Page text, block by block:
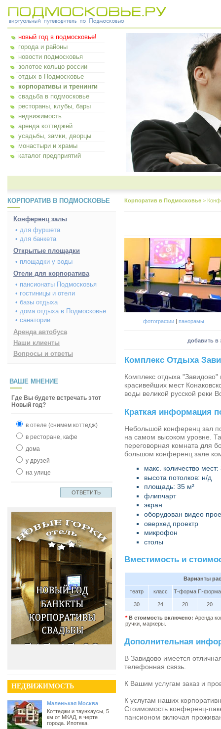
новый год в подмосковье!
города и районы
новости подмосковья
золотое кольцо россии
отдых в Подмосковье
корпоративы и тренинги
свадьба в подмосковье
рестораны, клубы, бары
недвижимость
аренда коттеджей
усадьбы, замки, дворцы
монастыри и храмы
каталог предприятий
КОРПОРАТИВ В ПОДМОСКОВЬЕ
Конференц залы
• для фуршета
• для банкета
Открытые площадки
• площадки у воды
Отели для корпоратива
• пансионаты Подмосковья
• гостиницы и отели
• базы отдыха
• дома отдыха в Подмосковье
• санатории
Аренда автобуса
Наши клиенты
Вопросы и ответы
ВАШЕ МНЕНИЕ
Где Вы будете встречать этот
Новый год?
в отеле (снимем коттедж)
в ресторане, кафе
дома
у друзей
на улице
НЕДВИЖИМОСТЬ
Маленькая Москва
Коттеджи и таунхаусы, 5
км от МКАД, в черте
города. Ипотека.
Корпоратив в Подмосковье >
фотографии | панорамы
добавить в
Комплекс Отдыха
Комплекс отдыха
красивейших мест
воды великой русской реки
Краткая информация
Небольшой конференц зал
на самом высоком уровне.
переговорная комната для
большом конференц зале
макс. количество
высота потолков: н/д
площадь: 35 м²
флипчарт
экран
оборудован видео
оверхед проектр
микрофон
столы
Вместимость и
Варианты
театр класс Т-форма П-форма
30 24 20 20
*В стоимость включено: Аренда
ручки, маркеры.
Дополнительная
В Завидово имеется
телефонная связь.
К Вашим услугам заказ и
К услугам наших
Стоимомость конференц-
пансионом включая